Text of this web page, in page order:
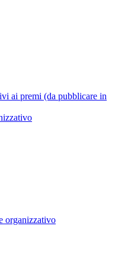
ai premi (da pubblicare in
organizzativo